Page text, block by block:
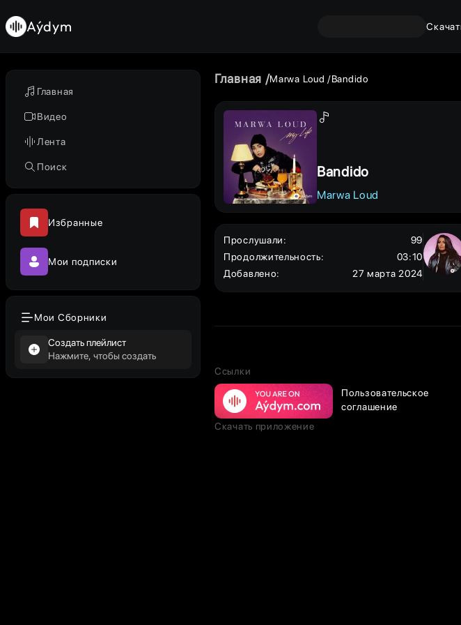
Главная
Видео
Лента
Поиск
Избранные
Мои подписки
Мои Сборники
Создать плейлист
Нажмите, чтобы создать
Aýdym
Главная Marwa Loud Bandido
Bandido
Marwa Loud
Прослушали:
99
Продолжительность:
03:10
Добавлено: 27 марта 2024
Ссылки
Пользовательское
соглашение
Скачать приложение